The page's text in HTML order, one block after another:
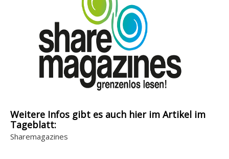
Weitere Infos gibt es auch hier im Artikel im
Tageblatt:
Sharemagazines